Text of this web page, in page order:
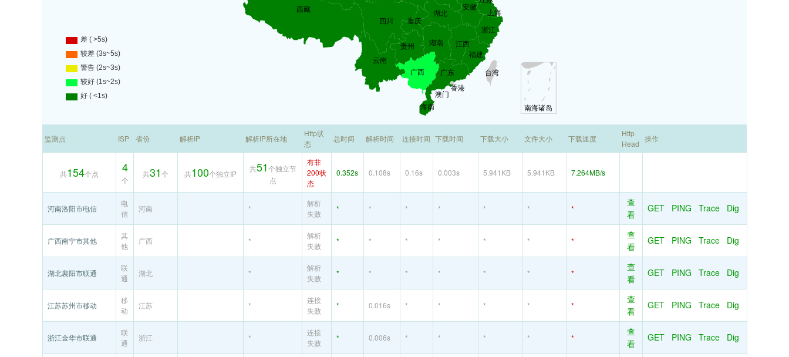
监测点 ISP 省份 解析IP 解析IP所在地
Http状
态
总时间 解析时间 连接时间 下载时间 下载大小 文件大小 下载速度
Http
Head
操作
共154个点 4
个
共31个 共100个独立IP
共51个独立节
点
有非
200状
态
0.352s 0.108s 0.16s 0.003s 5.941KB 5.941KB 7.264MB/s
河南洛阳市电信
电
信
河南 *
解析
失败
* * * * * * *
查
看
GET PING Trace Dig
广西南宁市其他
其
他
广西 *
解析
失败
* * * * * * *
查
看
GET PING Trace Dig
湖北襄阳市联通
联
通
湖北 *
解析
失败
* * * * * * *
查
看
GET PING Trace Dig
江苏苏州市移动
移
动
江苏 *
连接
失败
* 0.016s * * * * *
查
看
GET PING Trace Dig
浙江金华市联通
联
通
浙江 *
连接
失败
* 0.006s * * * * *
查
看
GET PING Trace Dig